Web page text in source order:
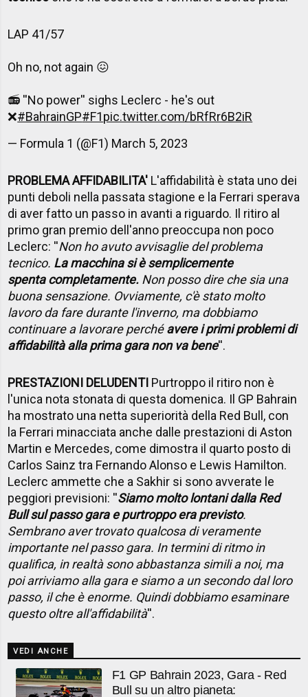
LAP 41/57
Oh no, not again 😖
📻 ''No power'' sighs Leclerc - he's out
❌#BahrainGP#F1pic.twitter.com/bRfRr6B2iR
— Formula 1 (@F1) March 5, 2023
PROBLEMA AFFIDABILITA' L'affidabilità è stata uno dei
punti deboli nella passata stagione e la Ferrari sperava
di aver fatto un passo in avanti a riguardo. Il ritiro al
primo gran premio dell'anno preoccupa non poco
Leclerc: ''Non ho avuto avvisaglie del problema
tecnico. La macchina si è semplicemente
spenta completamente. Non posso dire che sia una
buona sensazione. Ovviamente, c'è stato molto
lavoro da fare durante l'inverno, ma dobbiamo
continuare a lavorare perchéavere i primi problemi di
affidabilitàalla prima gara non va bene''.
PRESTAZIONI DELUDENTI Purtroppo il ritiro non è
l'unica nota stonata di questa domenica. Il GP Bahrain
ha mostrato una netta superiorità della Red Bull, con
la Ferrari minacciata anche dalle prestazioni di Aston
Martin e Mercedes, come dimostra il quarto posto di
Carlos Sainz tra Fernando Alonso e Lewis Hamilton.
Leclerc ammette che a Sakhir si sono avverate le
peggiori previsioni: ''Siamo molto lontani dalla Red
Bull sul passo gara e purtroppo era previsto.
Sembrano aver trovato qualcosa di veramente
importante nel passo gara. In termini di ritmo in
qualifica, in realtà sono abbastanza simili a noi, ma
poi arriviamo alla gara e siamo a un secondo dal loro
passo, il che è enorme. Quindi dobbiamo esaminare
questo oltre all'affidabilità''.
VEDI ANCHE
F1 GP Bahrain 2023, Gara - Red
Bull su un altro pianeta: